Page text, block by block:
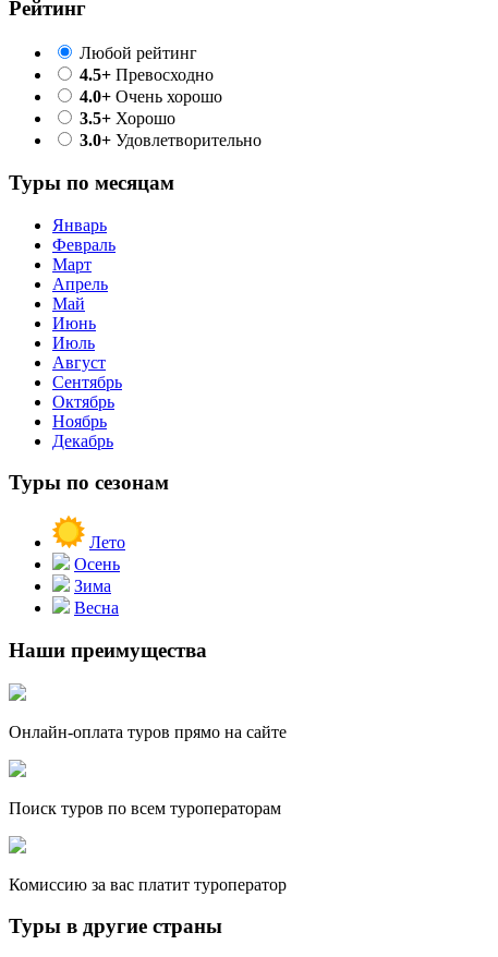
Рейтинг
Любой рейтинг
4.5+ Превосходно
4.0+ Очень хорошо
3.5+ Хорошо
3.0+ Удовлетворительно
Туры по месяцам
Январь
Февраль
Март
Апрель
Май
Июнь
Июль
Август
Сентябрь
Октябрь
Ноябрь
Декабрь
Туры по сезонам
Лето
Осень
Зима
Весна
Наши преимущества
Онлайн-оплата туров прямо на сайте
Поиск туров по всем туроператорам
Комиссию за вас платит туроператор
Туры в другие страны